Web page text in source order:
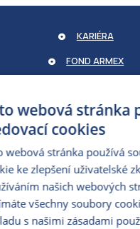
KARIÉRA
FOND ARMEX
PARTNERSKÝ
PRO MÉDIA
MÁM DOTAZ KE STÁVAJÍCÍ
412 154 154
webová stránka
cookies
webová stránka používá
ke zlepšení uživatelské
našich webových
všechny soubory
s našimi zásadami